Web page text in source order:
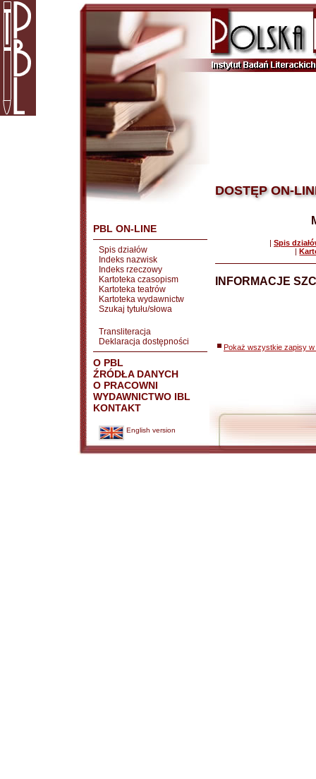
PBL ON-LINE
Spis działów
Indeks nazwisk
Indeks rzeczowy
Kartoteka czasopism
Kartoteka teatrów
Kartoteka wydawnictw
Szukaj tytułu/słowa
Transliteracja
Deklaracja dostępności
O PBL
ŹRÓDŁA DANYCH
O PRACOWNI
WYDAWNICTWO IBL
KONTAKT
English version
DOSTĘP ON-
| Spis
|
INFORMACJE
Pokaż wszystkie zapisy